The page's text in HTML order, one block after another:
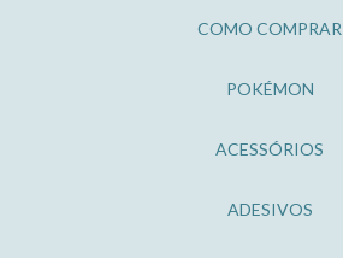
COMO COMPRAR
POKÉMON
ACESSÓRIOS
ADESIVOS